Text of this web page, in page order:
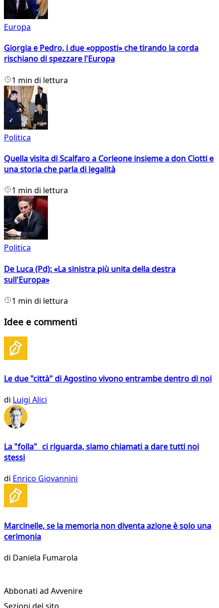
Europa
Giorgia e Pedro, i due «opposti» che tirando la corda
rischiano di spezzare l'Europa
1 min di lettura
Politica
Quella visita di Scalfaro a Corleone insieme a don Ciotti e
una storia che parla di legalità
1 min di lettura
Politica
De Luca (Pd): «La sinistra più unita della destra
sull'Europa»
1 min di lettura
Idee e commenti
Le due "città" di Agostino vivono entrambe dentro di noi
di Luigi Alici
La "folla" ci riguarda, siamo chiamati a dare tutti noi
stessi
di Enrico Giovannini
Marcinelle, se la memoria non diventa azione è solo una
cerimonia
di Daniela Fumarola
Abbonati ad Avvenire